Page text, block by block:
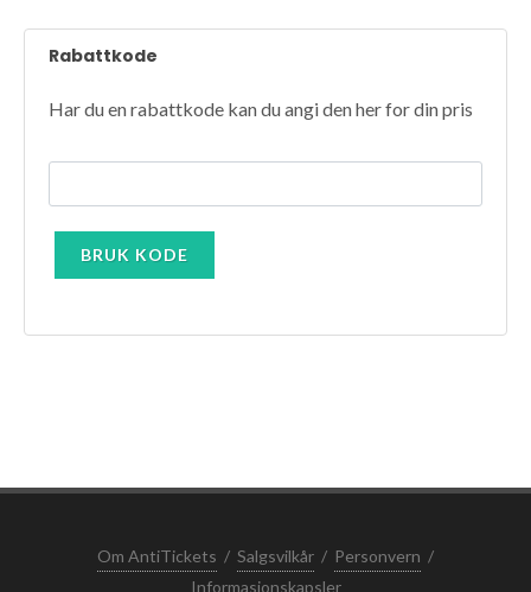
Rabattkode
Har du en rabattkode kan du angi den her for din pris
Om AntiTickets / Salgsvilkår / Personvern /
Informasjonskapsler